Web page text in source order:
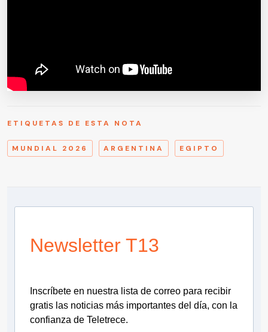
ETIQUETAS DE ESTA NOTA
MUNDIAL 2026 ARGENTINA EGIPTO
Newsletter T13
Inscríbete en nuestra lista de correo para recibir
gratis las noticias más importantes del día, con la
confianza de Teletrece.